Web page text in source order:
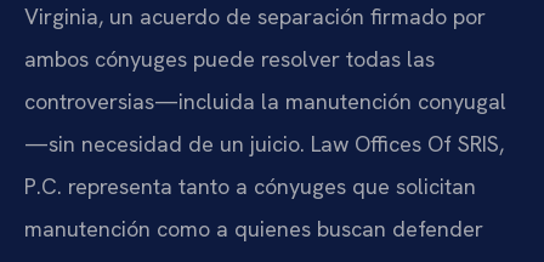
Virginia, un acuerdo de separación firmado por
ambos cónyuges puede resolver todas las
controversias—incluida la manutención conyugal
—sin necesidad de un juicio. Law Offices Of SRIS,
P.C. representa tanto a cónyuges que solicitan
manutención como a quienes buscan defender